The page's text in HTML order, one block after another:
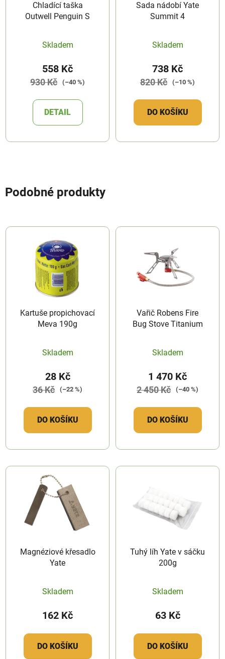
Chladící taška
Outwell Penguin S
Skladem
558 Kč
930 Kč (–40 %)
DETAIL
Sada nádobí Yate
Summit 4
Skladem
738 Kč
820 Kč (–10 %)
DO KOŠÍKU
Podobné produkty
Kartuše propichovací
Meva 190g
Skladem
28 Kč
36 Kč (–22 %)
DO KOŠÍKU
Vařič Robens Fire
Bug Stove Titanium
Skladem
1 470 Kč
2 450 Kč (–40 %)
DO KOŠÍKU
Magnéziové křesadlo
Yate
Skladem
162 Kč
DO KOŠÍKU
Tuhý líh Yate v sáčku
200g
Skladem
63 Kč
DO KOŠÍKU